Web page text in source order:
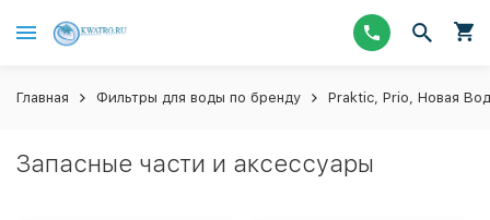
Главная Фильтры для воды по бренду Praktic, Prio, Новая
Запасные части и аксессуары